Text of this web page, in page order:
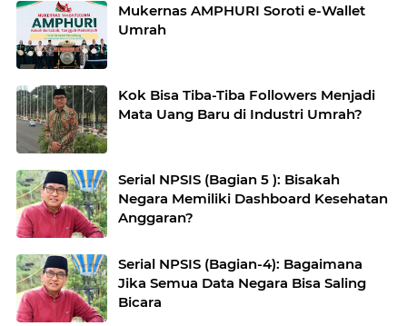
Mukernas AMPHURI Soroti e-Wallet
Umrah
Kok Bisa Tiba-Tiba Followers Menjadi
Mata Uang Baru di Industri Umrah?
Serial NPSIS (Bagian 5 ): Bisakah
Negara Memiliki Dashboard Kesehatan
Anggaran?
Serial NPSIS (Bagian-4): Bagaimana
Jika Semua Data Negara Bisa Saling
Bicara